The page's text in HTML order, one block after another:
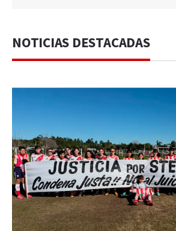
NOTICIAS DESTACADAS